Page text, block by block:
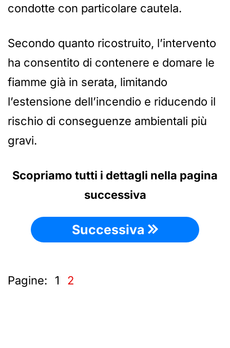
condotte con particolare cautela.
Secondo quanto ricostruito, l’intervento
ha consentito di contenere e domare le
fiamme già in serata, limitando
l’estensione dell’incendio e riducendo il
rischio di conseguenze ambientali più
gravi.
Scopriamo tutti i dettagli nella pagina
successiva
Successiva
Pagine: 1 2